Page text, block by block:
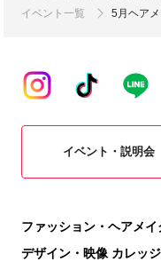
イベント一覧
5月ヘア
ファッション・ヘアメ
デザイン・映像 カレッジ
イベント・説明会